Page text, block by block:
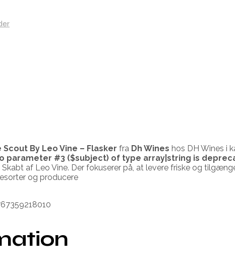
By Leo Vine – Flasker fra Dh Wines hos DH Wines i
parameter #3 ($subject) of type array|string is
af Leo Vine. Der fokuserer på, at levere friske og
og producere